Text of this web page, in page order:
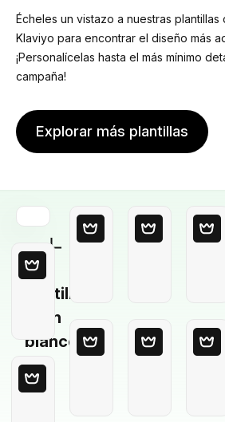
Écheles un vistazo a nuestras
Klaviyo para encontrar el diseño más
¡Personalícelas hasta el más mínimo
campaña!
Explorar más plantillas
Plantilla
en
blanco